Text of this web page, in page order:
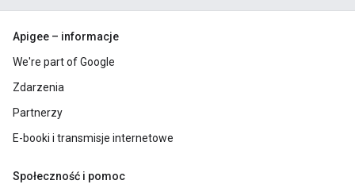
Apigee – informacje
We're part of Google
Zdarzenia
Partnerzy
E-booki i transmisje internetowe
Społeczność i pomoc